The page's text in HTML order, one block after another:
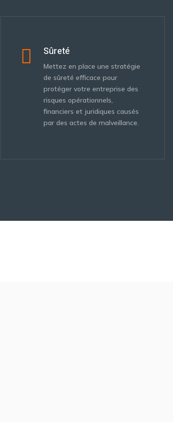
 Sûreté
Mettez en place une stratégie
de sûreté efficace pour
protéger votre entreprise des
risques opérationnels,
financiers et juridiques causés
par des actes de malveillance.